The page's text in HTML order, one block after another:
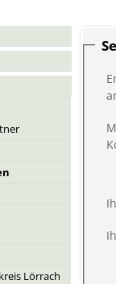
Lörrach